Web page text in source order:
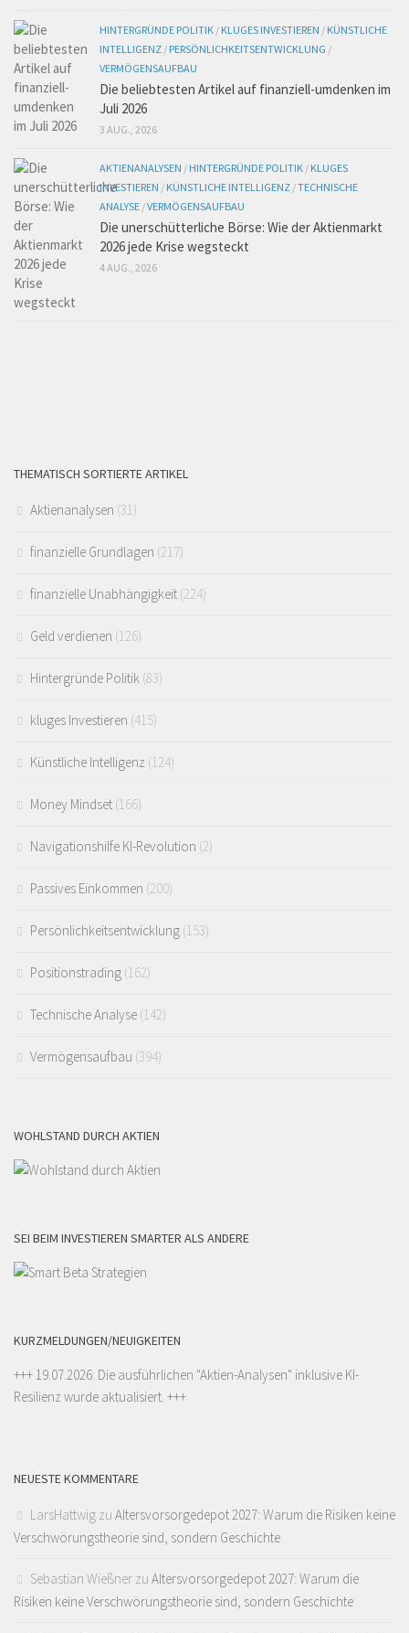
HINTERGRÜNDE POLITIK / KLUGES INVESTIEREN / KÜNSTLICHE
INTELLIGENZ / PERSÖNLICHKEITSENTWICKLUNG /
VERMÖGENSAUFBAU
Die beliebtesten Artikel auf finanziell-umdenken im
Juli 2026
3 AUG., 2026
AKTIENANALYSEN / HINTERGRÜNDE POLITIK / KLUGES
INVESTIEREN / KÜNSTLICHE INTELLIGENZ /TECHNISCHE
ANALYSE /VERMÖGENSAUFBAU
Die unerschütterliche Börse: Wie der Aktienmarkt
2026 jede Krise wegsteckt
4 AUG., 2026
THEMATISCH SORTIERTE ARTIKEL
Aktienanalysen (31)
finanzielle Grundlagen (217)
finanzielle Unabhängigkeit (224)
Geld verdienen (126)
Hintergründe Politik (83)
kluges Investieren (415)
Künstliche Intelligenz (124)
Money Mindset (166)
Navigationshilfe KI-Revolution (2)
Passives Einkommen (200)
Persönlichkeitsentwicklung (153)
Positionstrading (162)
Technische Analyse (142)
Vermögensaufbau (394)
WOHLSTAND DURCH AKTIEN
SEI BEIM INVESTIEREN SMARTER ALS ANDERE
KURZMELDUNGEN/NEUIGKEITEN
+++ 19.07.2026: Die ausführlichen "Aktien-Analysen" inklusive KI-
Resilienz wurde aktualisiert. +++
NEUESTE KOMMENTARE
LarsHattwig zu Altersvorsorgedepot 2027: Warum die Risiken keine
Verschwörungstheorie sind, sondern Geschichte
Sebastian Wießner zu Altersvorsorgedepot 2027: Warum die
Risiken keine Verschwörungstheorie sind, sondern Geschichte